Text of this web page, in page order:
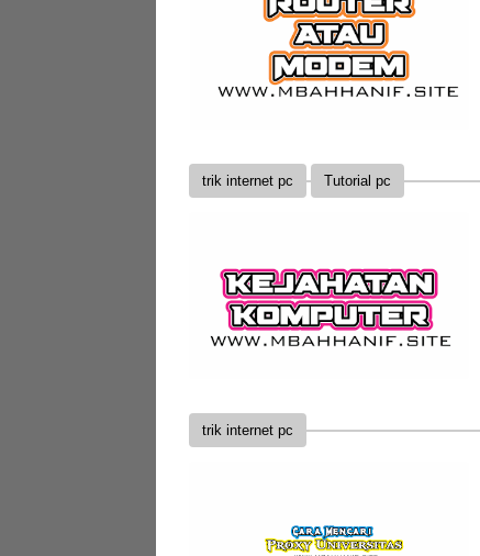
trik internet pc Tutorial pc
trik internet pc